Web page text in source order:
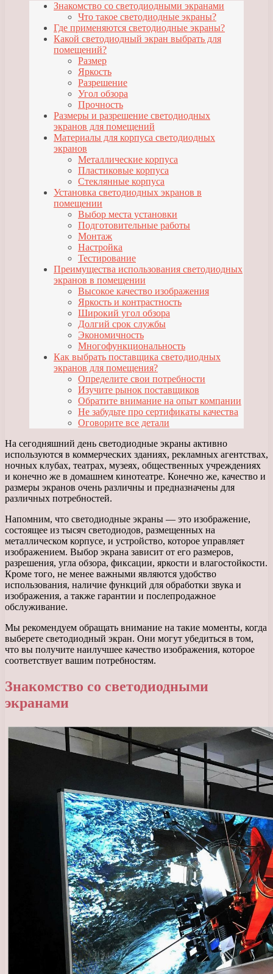
Знакомство со светодиодными экранами
Что такое светодиодные экраны?
Где применяются светодиодные экраны?
Какой светодиодный экран выбрать для
помещений?
Размер
Яркость
Разрешение
Угол обзора
Прочность
Размеры и разрешение светодиодных
экранов для помещений
Материалы для корпуса светодиодных
экранов
Металлические корпуса
Пластиковые корпуса
Стеклянные корпуса
Установка светодиодных экранов в
помещении
Выбор места установки
Подготовительные работы
Монтаж
Настройка
Тестирование
Преимущества использования светодиодных
экранов в помещении
Высокое качество изображения
Яркость и контрастность
Широкий угол обзора
Долгий срок службы
Экономичность
Многофункциональность
Как выбрать поставщика светодиодных
экранов для помещения?
Определите свои потребности
Изучите рынок поставщиков
Обратите внимание на опыт компании
Не забудьте про сертификаты качества
Оговорите все детали
На сегодняшний день светодиодные экраны активно
используются в коммерческих зданиях, рекламных агентствах,
ночных клубах, театрах, музеях, общественных учреждениях
и конечно же в домашнем кинотеатре. Конечно же, качество и
размеры экранов очень различны и предназначены для
различных потребностей.
Напомним, что светодиодные экраны — это изображение,
состоящее из тысяч светодиодов, размещенных на
металлическом корпусе, и устройство, которое управляет
изображением. Выбор экрана зависит от его размеров,
разрешения, угла обзора, фиксации, яркости и влагостойкости.
Кроме того, не менее важными являются удобство
использования, наличие функций для обработки звука и
изображения, а также гарантии и послепродажное
обслуживание.
Мы рекомендуем обращать внимание на такие моменты, когда
выберете светодиодный экран. Они могут убедиться в том,
что вы получите наилучшее качество изображения, которое
соответствует вашим потребностям.
Знакомство со светодиодными
экранами